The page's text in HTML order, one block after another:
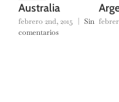
Australia
febrero 2nd, 2015
Sin
comentarios